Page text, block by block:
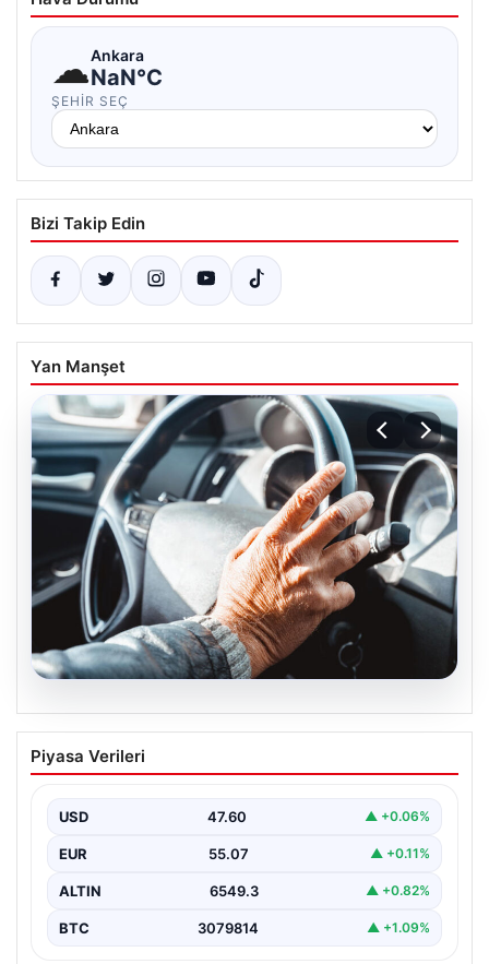
☁Ankara
NaN°C
ŞEHIR SEÇ
Bizi Takip Edin
Yan Manşet
Emekliye ÖTV’siz araç verilecek mi,
yasa çıkacak mı? Milyonlarca emekli
Piyasa Verileri
USD 47.60 ▲ +0.06%
EUR 55.07 ▲ +0.11%
ALTIN 6549.3 ▲ +0.82%
BTC 3079814 ▲ +1.09%